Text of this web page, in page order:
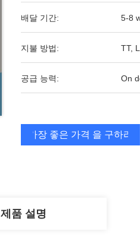
배달 기간: 5-8
지불 방법: TT,
공급 능력: On
가장 좋은 가격 을 구하라
제품 설명